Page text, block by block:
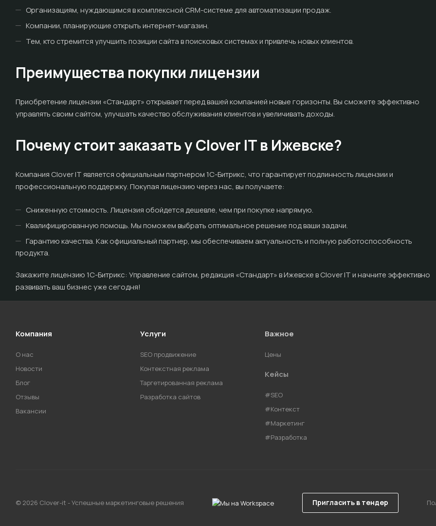
Организациям, нуждающимся в комплексной CRM-системе для автоматизации продаж.
Компании, планирующие открыть интернет-магазин.
Тем, кто стремится улучшить позиции сайта в поисковых системах и привлечь новых клиентов.
Преимущества покупки лицензии
Приобретение лицензии «Стандарт» открывает перед вашей компанией новые горизонты. Вы сможете эффективно
управлять своим сайтом, улучшать качество обслуживания клиентов и увеличивать доходы.
Почему стоит заказать у Clover IT в Ижевске?
Компания Clover IT является официальным партнером 1С-Битрикс, что гарантирует подлинность лицензии и
профессиональную поддержку. Покупая лицензию через нас, вы получаете:
Сниженную стоимость. Лицензия обойдется дешевле, чем при покупке напрямую.
Квалифицированную помощь. Мы поможем выбрать оптимальное решение под ваши задачи.
Гарантию качества. Как официальный партнер, мы обеспечиваем актуальность и полную работоспособность
продукта.
Закажите лицензию 1С-Битрикс: Управление сайтом, редакция «Стандарт» в Ижевске в Clover IT и начните эффективно
развивать ваш бизнес уже сегодня!
Компания
О нас
Новости
Блог
Отзывы
Вакансии
Услуги
SEO продвижение
Контекстная реклама
Таргетированная реклама
Разработка сайтов
Важное
Цены
Кейсы
#SEO
#Контекст
#Маркетинг
#Разработка
© 2026 Clover-it - Успешные маркетинговые решения Пригласить в тендер